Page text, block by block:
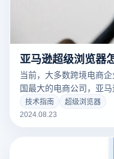
亚马逊超级浏览器
当前，大多数跨境电商
国最大的电商公司，亚
服务和丰富的附加服务
及对顾客满意度的承诺都
览器成为众多企业的首
技术指南
超级浏览器
2024.08.23